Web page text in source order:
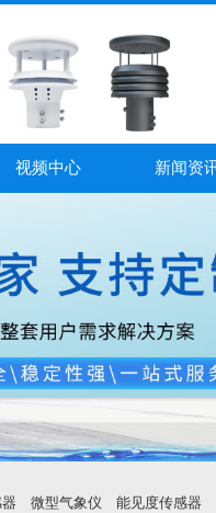
视频中心 新闻资
微型气象仪 能见度传感器